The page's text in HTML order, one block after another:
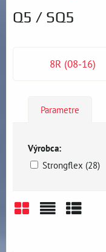
Q5 / SQ5
8R (08-16)
Parametre
Výrobca:
Strongflex (28)